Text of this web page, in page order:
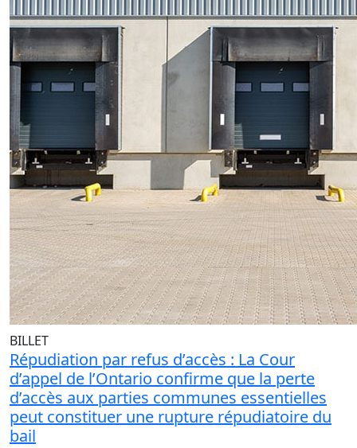
BILLET
Répudiation par refus d’accès : La Cour
d’appel de l’Ontario confirme que la perte
d’accès aux parties communes essentielles
peut constituer une rupture répudiatoire du
bail